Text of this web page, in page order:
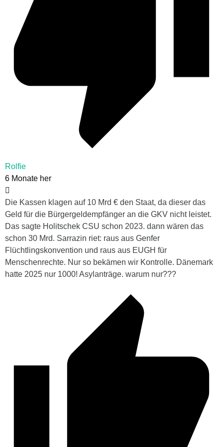
Rolfie
6 Monate her
Die Kassen klagen auf 10 Mrd € den Staat, da dieser das
Geld für die Bürgergeldempfänger an die GKV nicht leistet.
Das sagte Holitschek CSU schon 2023. dann wären das
schon 30 Mrd. Sarrazin riet: raus aus Genfer
Flüchtlingskonvention und raus aus EUGH für
Menschenrechte. Nur so bekämen wir Kontrolle. Dänemark
hatte 2025 nur 1000! Asylanträge. warum nur???